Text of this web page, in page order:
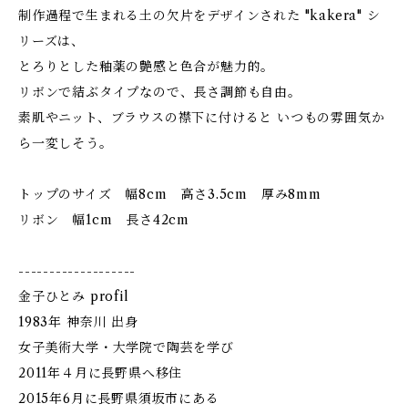
制作過程で生まれる土の欠片をデザインされた "kakera" シ
リーズは、
とろりとした釉薬の艶感と色合が魅力的。
リボンで結ぶタイプなので、長さ調節も自由。
素肌やニット、ブラウスの襟下に付けると いつもの雰囲気か
ら一変しそう。
トップのサイズ 幅8cm 高さ3.5cm 厚み8mm
リボン 幅1cm 長さ42cm
-------------------
金子ひとみ profil
1983年 神奈川 出身
女子美術大学・大学院で陶芸を学び
2011年４月に長野県へ移住
2015年6月に長野県須坂市にある